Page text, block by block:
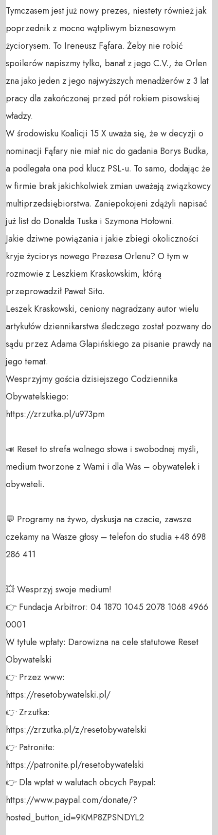
Tymczasem jest już nowy prezes, niestety również jak
poprzednik z mocno wątpliwym biznesowym
życiorysem. To Ireneusz Fąfara. Żeby nie robić
spoilerów napiszmy tylko, banał z jego C.V., że Orlen
zna jako jeden z jego najwyższych menadżerów z 3 lat
pracy dla zakończonej przed pół rokiem pisowskiej
władzy.
W środowisku Koalicji 15 X uważa się, że w decyzji o
nominacji Fąfary nie miał nic do gadania Borys Budka,
a podlegała ona pod klucz PSL-u. To samo, dodając że
w firmie brak jakichkolwiek zmian uważają związkowcy
multiprzedsiębiorstwa. Zaniepokojeni zdążyli napisać
już list do Donalda Tuska i Szymona Hołowni.
Jakie dziwne powiązania i jakie zbiegi okoliczności
kryje życiorys nowego Prezesa Orlenu? O tym w
rozmowie z Leszkiem Kraskowskim, którą
przeprowadził Paweł Sito.
Leszek Kraskowski, ceniony nagradzany autor wielu
artykułów dziennikarstwa śledczego został pozwany do
sądu przez Adama Glapińskiego za pisanie prawdy na
jego temat.
Wesprzyjmy gościa dzisiejszego Codziennika
Obywatelskiego:
https://zrzutka.pl/u973pm
📣 Reset to strefa wolnego słowa i swobodnej myśli,
medium tworzone z Wami i dla Was – obywatelek i
obywateli.
💬 Programy na żywo, dyskusja na czacie, zawsze
czekamy na Wasze głosy – telefon do studia +48 698
286 411
💥 Wesprzyj swoje medium!
👉 Fundacja Arbitror: 04 1870 1045 2078 1068 4966
0001
W tytule wpłaty: Darowizna na cele statutowe Reset
Obywatelski
👉 Przez www:
https://resetobywatelski.pl/
👉 Zrzutka:
https://zrzutka.pl/z/resetobywatelski
👉 Patronite:
https://patronite.pl/resetobywatelski
👉 Dla wpłat w walutach obcych Paypal:
https://www.paypal.com/donate/?
hosted_button_id=9KMP8ZPSNDYL2